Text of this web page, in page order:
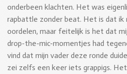
onderbeen klachten. Het was
rapbattle zonder beat. Het is dat
oordelen, maar feitelijk is het dat
drop-the-mic-momentjes had
vind dat mijn vader deze ronde
zei zelfs een keer iets grappigs.